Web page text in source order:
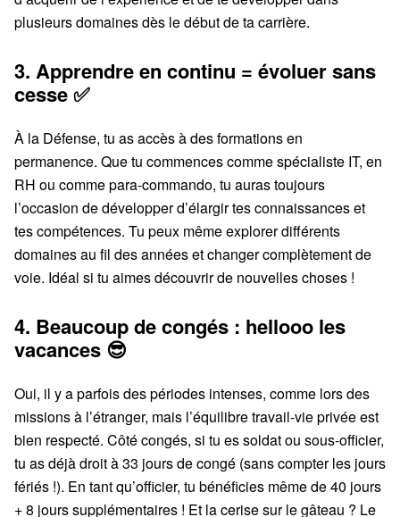
plusieurs domaines dès le début de ta carrière.
3. Apprendre en continu = évoluer sans
cesse ✅
À la Défense, tu as accès à des formations en
permanence. Que tu commences comme spécialiste IT, en
RH ou comme para-commando, tu auras toujours
l’occasion de développer d’élargir tes connaissances et
tes compétences. Tu peux même explorer différents
domaines au fil des années et changer complètement de
voie. Idéal si tu aimes découvrir de nouvelles choses !
4. Beaucoup de congés : hellooo les
vacances 😎
Oui, il y a parfois des périodes intenses, comme lors des
missions à l’étranger, mais l’équilibre travail-vie privée est
bien respecté. Côté congés, si tu es soldat ou sous-officier,
tu as déjà droit à 33 jours de congé (sans compter les jours
fériés !). En tant qu’officier, tu bénéficies même de 40 jours
+ 8 jours supplémentaires ! Et la cerise sur le gâteau ? Le